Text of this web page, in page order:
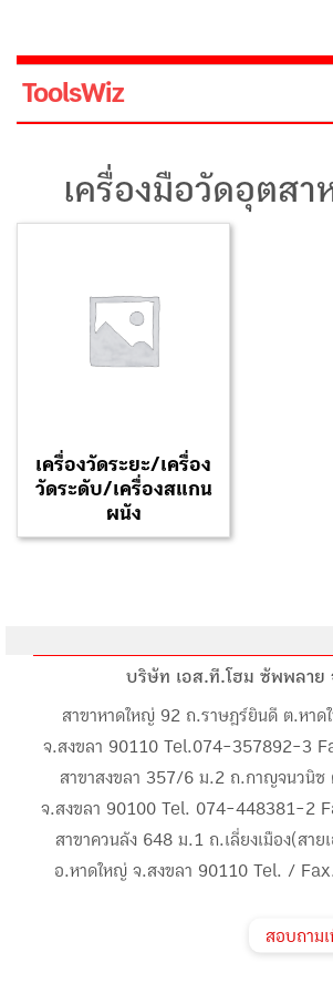
ToolsWiz
เครื่องมือวัดอุตสา
เครื่องวัดระยะ/เครื่อง
วัดระดับ/เครื่องสแกน
ผนัง
บริษัท เอส.ที.โฮม ซัพพลาย
สาขาหาดใหญ่ 92 ถ.ราษฎร์ยินดี ต.หา
จ.สงขลา 90110 Tel.074-357892-3
สาขาสงขลา 357/6 ม.2 ถ.กาญจนวนิช
จ.สงขลา 90100 Tel. 074-448381-2
สาขาควนลัง 648 ม.1 ถ.เลี่ยงเมือง(สาย
อ.หาดใหญ่ จ.สงขลา 90110 Tel. /
สอบถาม